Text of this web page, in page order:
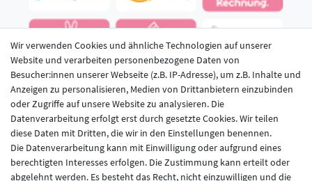
LECKERMEISTER IM NETZ
Wir verwenden Cookies und ähnliche Technologien auf unserer
Website und verarbeiten personenbezogene Daten von
Besucher:innen unserer Webseite (z.B. IP-Adresse), um z.B. Inhalte und
Anzeigen zu personalisieren, Medien von Drittanbietern einzubinden
oder Zugriffe auf unsere Website zu analysieren. Die
Datenverarbeitung erfolgt erst durch gesetzte Cookies. Wir teilen
diese Daten mit Dritten, die wir in den Einstellungen benennen.
Die Datenverarbeitung kann mit Einwilligung oder aufgrund eines
berechtigten Interesses erfolgen. Die Zustimmung kann erteilt oder
abgelehnt werden. Es besteht das Recht, nicht einzuwilligen und die